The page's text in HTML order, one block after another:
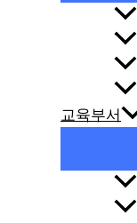
교육부서